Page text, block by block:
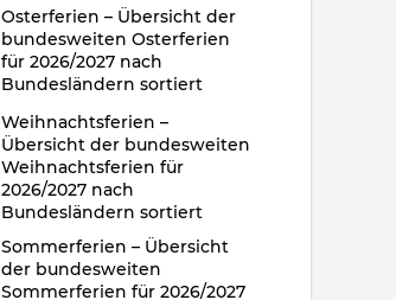
Osterferien – Übersicht der
bundesweiten Osterferien
für 2026/2027 nach
Bundesländern sortiert
Weihnachtsferien –
Übersicht der bundesweiten
Weihnachtsferien für
2026/2027 nach
Bundesländern sortiert
Sommerferien – Übersicht
der bundesweiten
Sommerferien für 2026/2027